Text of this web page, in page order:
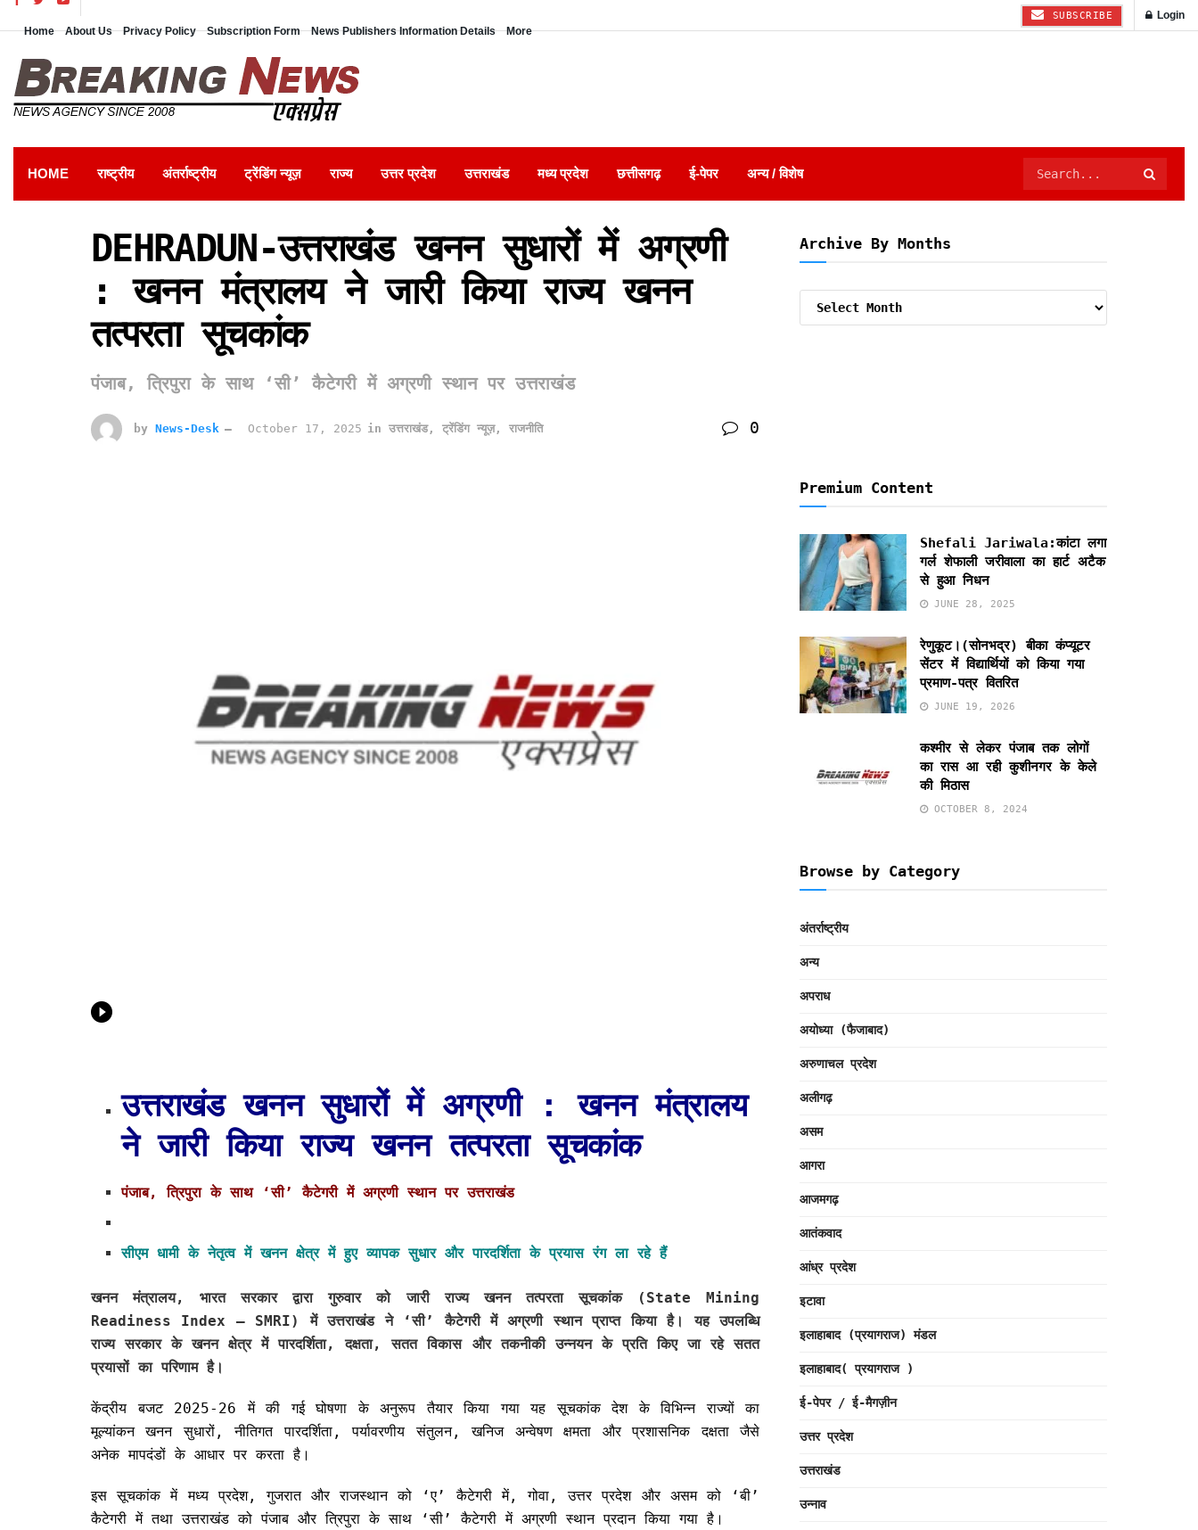
Home About Us Privacy Policy Subscription Form News Publishers Information Details More
SUBSCRIBE Login
HOME राष्ट्रीय अंतर्राष्ट्रीय ट्रेंडिंग न्यूज़ राज्य उत्तर प्रदेश उत्तराखंड मध्य प्रदेश छत्तीसगढ़ ई-पेपर अन्य / विशेष
DEHRADUN-उत्तराखंड खनन सुधारों में अग्रणी
: खनन मंत्रालय ने जारी किया राज्य खनन
तत्परता सूचकांक
पंजाब, त्रिपुरा के साथ ‘सी’ कैटेगरी में अग्रणी स्थान पर उत्तराखंड
by News-Desk October 17, 2025 in उत्तराखंड, ट्रेंडिंग न्यूज़, राजनीति 0
उत्तराखंड खनन सुधारों में अग्रणी : खनन मंत्रालय
ने जारी किया राज्य खनन तत्परता सूचकांक
पंजाब, त्रिपुरा के साथ ‘सी’ कैटेगरी में अग्रणी स्थान पर उत्तराखंड
सीएम धामी के नेतृत्व में खनन क्षेत्र में हुए व्यापक सुधार और पारदर्शिता के प्रयास रंग ला रहे हैं
खनन मंत्रालय, भारत सरकार द्वारा गुरुवार को जारी राज्य खनन तत्परता सूचकांक (State Mining
Readiness Index – SMRI) में उत्तराखंड ने ‘सी’ कैटेगरी में अग्रणी स्थान प्राप्त किया है। यह उपलब्धि
राज्य सरकार के खनन क्षेत्र में पारदर्शिता, दक्षता, सतत विकास और तकनीकी उन्नयन के प्रति किए जा रहे सतत
प्रयासों का परिणाम है।
केंद्रीय बजट 2025-26 में की गई घोषणा के अनुरूप तैयार किया गया यह सूचकांक देश के विभिन्न राज्यों का
मूल्यांकन खनन सुधारों, नीतिगत पारदर्शिता, पर्यावरणीय संतुलन, खनिज अन्वेषण क्षमता और प्रशासनिक दक्षता जैसे
अनेक मापदंडों के आधार पर करता है।
इस सूचकांक में मध्य प्रदेश, गुजरात और राजस्थान को ‘ए’ कैटेगरी में, गोवा, उत्तर प्रदेश और असम को ‘बी’
कैटेगरी में तथा उत्तराखंड को पंजाब और त्रिपुरा के साथ ‘सी’ कैटेगरी में अग्रणी स्थान प्रदान किया गया है।
Archive By Months
Premium Content
Shefali Jariwala:कांटा लगा
गर्ल शेफाली जरीवाला का हार्ट अटैक
से हुआ निधन
JUNE 28, 2025
रेणुकूट।(सोनभद्र) बीका कंप्यूटर
सेंटर में विद्यार्थियों को किया गया
प्रमाण-पत्र वितरित
JUNE 19, 2026
कश्मीर से लेकर पंजाब तक लोगों
का रास आ रही कुशीनगर के केले
की मिठास
OCTOBER 8, 2024
Browse by Category
अंतर्राष्ट्रीय
अन्य
अपराध
अयोध्या (फैजाबाद)
अरुणाचल प्रदेश
अलीगढ़
असम
आगरा
आजमगढ़
आतंकवाद
आंध्र प्रदेश
इटावा
इलाहाबाद (प्रयागराज) मंडल
इलाहाबाद( प्रयागराज )
ई-पेपर / ई-मैगज़ीन
उत्तर प्रदेश
उत्तराखंड
उन्नाव